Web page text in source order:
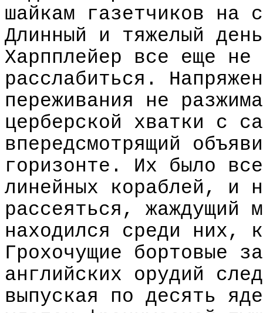
шайкам газетчиков на
Длинный и тяжелый
Харпплейер все еще не
расслабиться.
переживания не
церберской хватки с
впередсмотрящий
горизонте. Их было
линейных кораблей, и
рассеяться, жаждущий
находился среди них,
Грохочущие бортовые
английских орудий
выпуская по десять